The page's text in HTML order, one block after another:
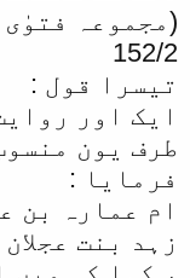
(مجموعہ
152/2
تیسرا قول :
ایک اور
طرف یون
فرمایا :
ام عمارہ بن
زہد بنت